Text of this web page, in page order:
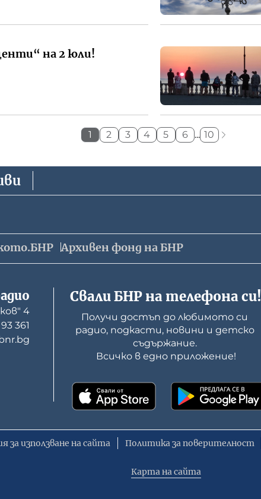
на 2 юли!
1 2 3 4 5 6 ... 10
Архивен фонд на БНР
4
361
Свали БНР на телефона си!
Получи достъп до любимото си
радио, подкасти, новини и детско
съдържание.
Всичко в едно приложение!
за използване на сайта Политика за поверителност
Карта на сайта